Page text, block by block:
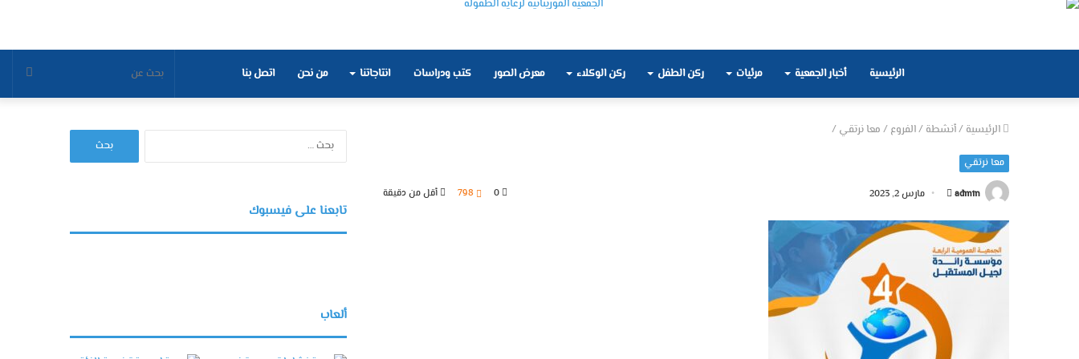
الرئيسية أخبار الجمعية مرئيات ركن الطفل ركن الوكلاء معرض الصور كتب ودراسات انتاجاتنا من نحن اتصل بنا
الرئيسية /أنشطة /الفروع / معا نرتقي /
معا نرتقي
admin
أرسل
إلكترونيا
مارس 2, 2023 0
798 أقل من دقيقة
تابعنا على فيسبوك
ألعاب